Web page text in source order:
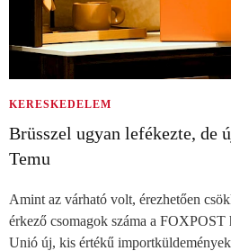
KERESKEDELEM
Brüsszel ugyan lefékezte, de
Temu
Amint az várható volt, érezhetően
érkező csomagok száma a FOXPOST
Unió új, kis értékű